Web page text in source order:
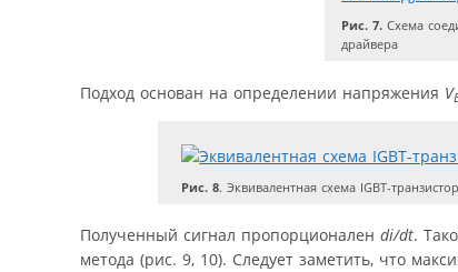
Рис. 7. Схема
драйвера
Подход основан на определении напряжения V
Рис. 8. Эквивалентная схема IGBT-
Полученный сигнал пропорционален di/dt.
метода (рис. 9, 10). Следует заметить, что